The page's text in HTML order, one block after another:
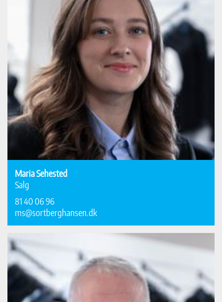
Maria Sehested
Salg
81 40 06 96
ms@sortberghansen.dk